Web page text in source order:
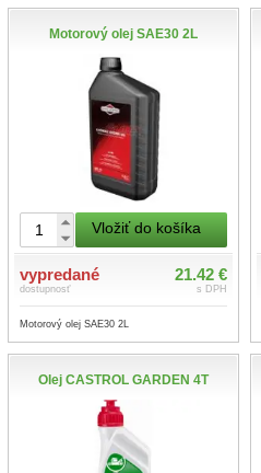
Motorový olej SAE30 2L
Vložiť do košíka
vypredané
dostupnosť
21.42 €
s DPH
Motorový olej SAE30 2L
Olej CASTROL GARDEN 4T